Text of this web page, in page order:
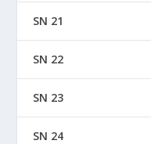
SN 21
SN 22
SN 23
SN 24